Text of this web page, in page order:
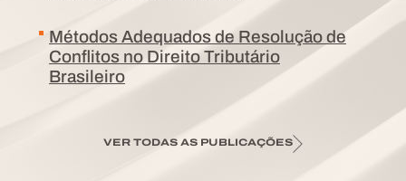
Métodos Adequados de Resolução de
Conflitos no Direito Tributário
Brasileiro
VER TODAS AS PUBLICAÇÕES